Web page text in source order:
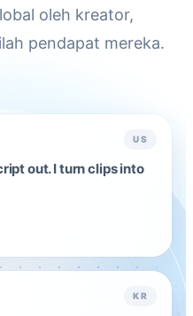
oleh kreator,
pendapat mereka.
US
out. I turn clips into
KR